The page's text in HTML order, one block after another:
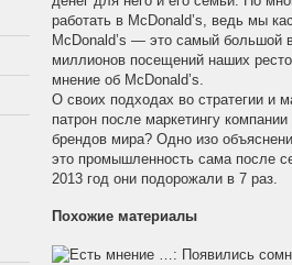
работать в McDonald’s, ведь мы
McDonald’s — это самый большой
миллионов посещений наших
мнение об McDonald’s.
О своих подходах во стратегии и
патрон после маркетингу
брендов мира? Одно изо
это промышленность сама после
2013 год они подорожали в 7 раз.
Похожие материалы